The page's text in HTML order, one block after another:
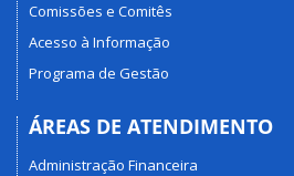
Comissões e Comitês
Acesso à Informação
Programa de Gestão
ÁREAS DE ATENDIMENTO
Administração Financeira